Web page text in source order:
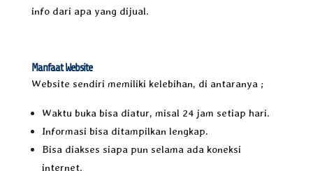
info dari apa yang dijual.
Manfaat Website
Website sendiri memiliki kelebihan, di antaranya ;
Waktu buka bisa diatur, misal 24 jam setiap hari.
Informasi bisa ditampilkan lengkap.
Bisa diakses siapa pun selama ada koneksi
internet.